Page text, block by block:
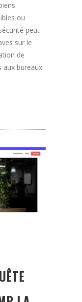
ou
peut
sur le
de
aux bureaux